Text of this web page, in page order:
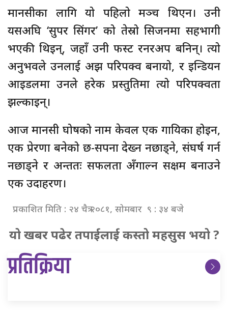
मानसीका लागि यो पहिलो मञ्च थिएन। उनी
यसअघि ‘सुपर सिंगर’ को तेस्रो सिजनमा सहभागी
भएकी थिइन्, जहाँ उनी फस्ट रनरअप बनिन्। त्यो
अनुभवले उनलाई अझ परिपक्व बनायो, र इन्डियन
आइडलमा उनले हरेक प्रस्तुतिमा त्यो परिपक्वता
झल्काइन्।
आज मानसी घोषको नाम केवल एक गायिका होइन,
एक प्रेरणा बनेको छ-सपना देख्न नछाड्ने, संघर्ष गर्न
नछाड्ने र अन्ततः सफलता अँगाल्न सक्षम बनाउने
एक उदाहरण।
प्रकाशित मिति : २४ चैत्र २०८१, सोमबार ९ : ३४ बजे
यो खबर पढेर तपाईलाई कस्तो महसुस भयो ?
प्रतिक्रिया